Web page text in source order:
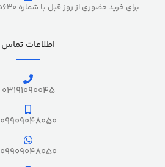
برای خرید حضوری از روز قبل با شماره 09192435630 هماهنگ کنید.
اطلاعات تماس
03191090045
09909048050
09909048050